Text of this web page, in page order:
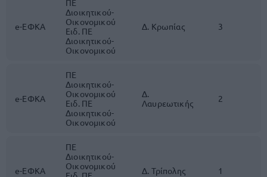
e-ΕΦΚΑ
ΠΕ
Διοικητικού-
Οικονομικού
Ειδ. ΠΕ
Διοικητικού-
Οικονομικού
Δ. Κρωπίας 3
e-ΕΦΚΑ
ΠΕ
Διοικητικού-
Οικονομικού
Ειδ. ΠΕ
Διοικητικού-
Οικονομικού
Δ.
Λαυρεωτικής
2
e-ΕΦΚΑ
ΠΕ
Διοικητικού-
Οικονομικού
Δ. Τρίπολης 1